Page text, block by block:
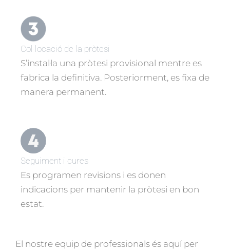
Col·locació de la pròtesi
S’instal·la una pròtesi provisional mentre es
fabrica la definitiva. Posteriorment, es fixa de
manera permanent.
Seguiment i cures
Es programen revisions i es donen
indicacions per mantenir la pròtesi en bon
estat.
El nostre equip de professionals és aquí per